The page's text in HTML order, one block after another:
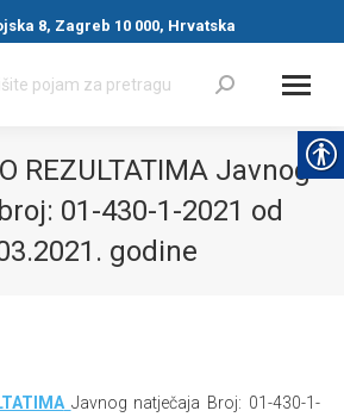
8, Zagreb 10 000, Hrvatska
REZULTATIMA Javnog
01-430-1-2021 od
godine
Javnog natječaja Broj: 01-430-1-